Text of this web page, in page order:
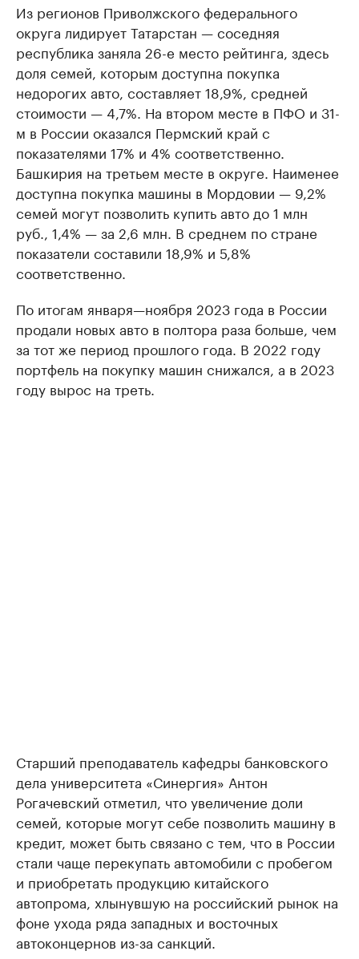
Из регионов Приволжского федерального
округа лидирует Татарстан — соседняя
республика заняла 26-е место рейтинга, здесь
доля семей, которым доступна покупка
недорогих авто, составляет 18,9%, средней
стоимости — 4,7%. На втором месте в ПФО и 31-
м в России оказался Пермский край с
показателями 17% и 4% соответственно.
Башкирия на третьем месте в округе. Наименее
доступна покупка машины в Мордовии — 9,2%
семей могут позволить купить авто до 1 млн
руб., 1,4% — за 2,6 млн. В среднем по стране
показатели составили 18,9% и 5,8%
соответственно.
По итогам января—ноября 2023 года в России
продали новых авто в полтора раза больше, чем
за тот же период прошлого года. В 2022 году
портфель на покупку машин снижался, а в 2023
году вырос на треть.
Старший преподаватель кафедры банковского
дела университета «Синергия» Антон
Рогачевский отметил, что увеличение доли
семей, которые могут себе позволить машину в
кредит, может быть связано с тем, что в России
стали чаще перекупать автомобили с пробегом
и приобретать продукцию китайского
автопрома, хлынувшую на российский рынок на
фоне ухода ряда западных и восточных
автоконцернов из-за санкций.